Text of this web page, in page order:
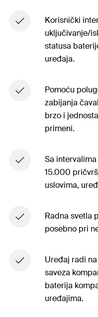
Korisnički
uključivanje/
statusa
uređaja.
Pomoću
zabijanja
brzo i
primeni.
Sa
15.000
uslovima,
Radna svetla
posebno pri
Uređaj radi
saveza
baterija
uređajima.